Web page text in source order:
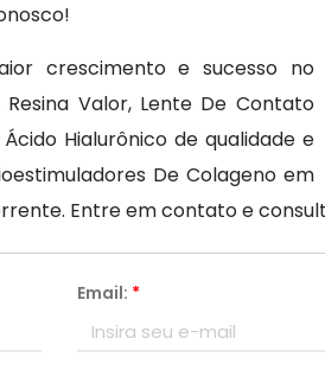
crescimento e sucesso no
Valor, Lente De Contato
Hialurônico de qualidade e
De Colageno em
Entre em contato e
Email: *